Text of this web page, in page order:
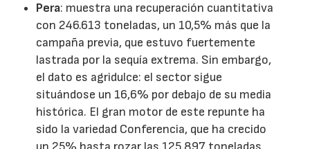
Pera: muestra una recuperación cuantitativa
con 246.613 toneladas, un 10,5% más que la
campaña previa, que estuvo fuertemente
lastrada por la sequía extrema. Sin embargo,
el dato es agridulce: el sector sigue
situándose un 16,6% por debajo de su media
histórica. El gran motor de este repunte ha
sido la variedad Conferencia, que ha crecido